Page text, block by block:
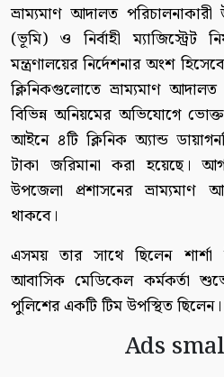
ভ্রাম্যমাণ আদালত
(ভূমি) ও নির্বাহী ম্যাজিস্ট্রেট
মন্ত্রণালয়ের নির্দেশনার অংশ
ক্লিনিকগুলোতে ভ্রাম্যমাণ
বিভিন্ন অনিয়মের অভিযোগে
আইনে ৪টি ক্লিনিক অ্যান্ড
টাকা জরিমানা করা হয়েছে।
উপজেলা প্রশাসনের ভ্রাম্যমাণ
থাকবে।
এসময় তার সাথে ছিলেন শার্শা
আবাসিক মেডিকেল কর্মকর্তা
পুলিশের একটি টিম উপস্থিত ছিলেন।
Ads